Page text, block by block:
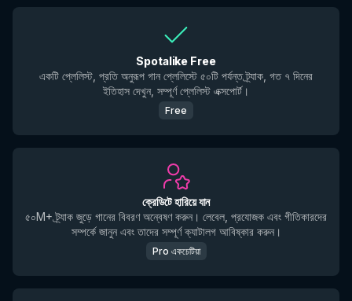
Spotalike Free
একটি প্লেলিস্ট, প্রতি অনুরূপ গান প্লেলিস্টে ৫০টি পর্যন্ত ট্র্যাক, গত ৭ দিনের
ইতিহাস দেখুন, সম্পূর্ণ প্লেলিস্ট এক্সপোর্ট।
Free
ক্রেডিটে হারিয়ে যান
৫০M+ ট্র্যাক জুড়ে গানের বিবরণ অন্বেষণ করুন। লেবেল, প্রযোজক এবং গীতিকারদের
সম্পর্কে জানুন এবং তাদের সম্পূর্ণ ক্যাটালগ আবিষ্কার করুন।
Pro একচেটিয়া